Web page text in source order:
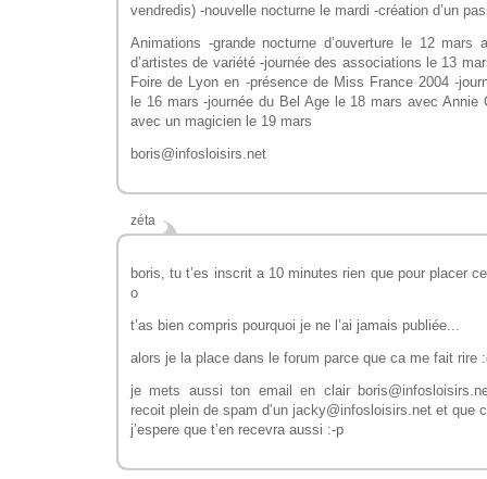
vendredis) -nouvelle nocturne le mardi -création d’un
Animations -grande nocturne d’ouverture le 12 mars
d’artistes de variété -journée des associations le 13
Foire de Lyon en -présence de Miss France 2004 -
le 16 mars -journée du Bel Age le 18 mars avec Annie
avec un magicien le 19 mars
boris@infosloisirs.net
zéta
boris, tu t’es inscrit a 10 minutes rien que pour placer
o
t’as bien compris pourquoi je ne l’ai jamais publiée...
alors je la place dans le forum parce que ca me fait rire
je mets aussi ton email en clair
recoit plein de spam d’un jacky@infosloisirs.net et que
j’espere que t’en recevra aussi :-p